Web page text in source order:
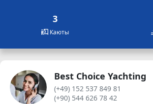
3
Каюты
Best Choice Yachting
(+49) 152 537 849 81
(+90) 544 626 78 42